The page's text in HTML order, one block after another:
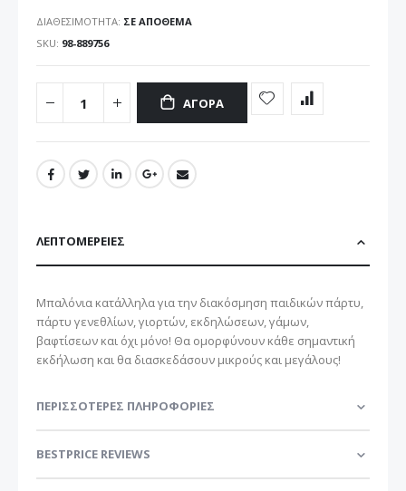
ΔΙΑΘΕΣΙΜΌΤΗΤΑ: ΣΕ ΑΠΌΘΕΜΑ
SKU 98-889756
ΑΓΟΡΆ
ΛΕΠΤΟΜΈΡΕΙΕΣ
Μπαλόνια κατάλληλα για την διακόσμηση παιδικών πάρτυ,
πάρτυ γενεθλίων, γιορτών, εκδηλώσεων, γάμων,
βαφτίσεων και όχι μόνο! Θα ομορφύνουν κάθε σημαντική
εκδήλωση και θα διασκεδάσουν μικρούς και μεγάλους!
ΠΕΡΙΣΣΌΤΕΡΕΣ ΠΛΗΡΟΦΟΡΊΕΣ
BESTPRICE REVIEWS